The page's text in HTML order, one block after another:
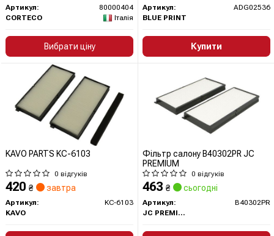
Артикул:
80000404
CORTECO
Італія
Вибрати ціну
Артикул:
ADG02536
BLUE PRINT
Купити
KAVO PARTS KC-6103
0 відгуків
420 ₴ завтра
Артикул:
KC-6103
KAVO
Фільтр салону B40302PR JC
PREMIUM
0 відгуків
463 ₴ сьогодні
Артикул:
B40302PR
JC PREMIUM